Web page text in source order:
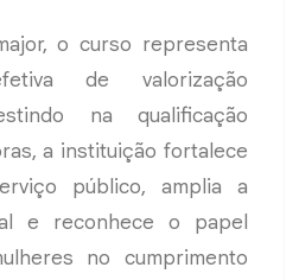
o curso representa
de valorização
na qualificação
a instituição fortalece
público, amplia a
e reconhece o papel
no cumprimento